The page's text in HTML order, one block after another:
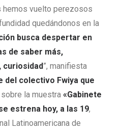
hemos vuelto perezosos
quedándonos en la
busca despertar en
de saber más,
curiosidad”, manifiesta
del colectivo Fwiya que
sobre la muestra «Gabinete
estrena hoy, a las 19,
Latinoamericana de